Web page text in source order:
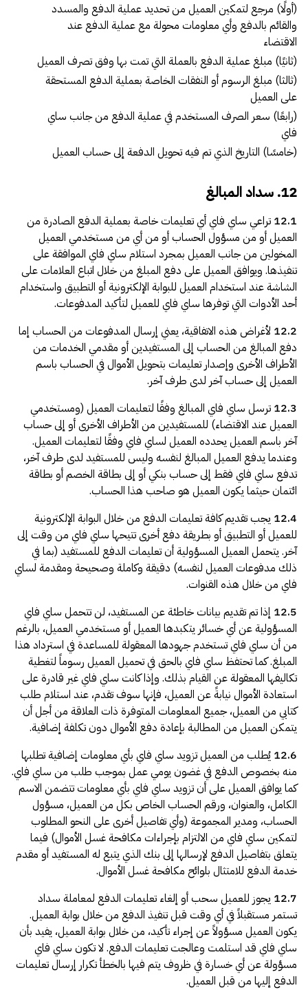
(أولًا) مرجع لتمكين العميل من تحديد عملية الدفع والمسدد
والقائم بالدفع وأي معلومات محولة مع عملية الدفع عند
الاقتضاء
(ثانيًا) مبلغ عملية الدفع بالعملة التي تمت بها وفق تصرف العميل
(ثالثا) مبلغ الرسوم أو النفقات الخاصة بعملية الدفع المستحقة
على العميل
(رابعًا) سعر الصرف المستخدم في عملية الدفع من جانب ساي
فاي
(خامسًا) التاريخ الذي تم فيه تحويل الدفعة إلى حساب العميل
12. سداد المبالغ
12.1 تراعي ساي فاي أي تعليمات خاصة بعملية الدفع الصادرة من
العميل أو من مسؤول الحساب أو من أي من مستخدمي العميل
المخولين من جانب العميل بمجرد استلام ساي فاي الموافقة على
تنفيذها. ويوافق العميل على دفع المبلغ من خلال اتباع العلامات على
الشاشة عند استخدام العميل للبوابة الإلكترونية أو التطبيق واستخدام
أحد الأدوات التي توفرها ساي فاي للعميل لتأكيد المدفوعات.
12.2 لأغراض هذه الاتفاقية، يعني إرسال المدفوعات من الحساب إما
دفع المبالغ من الحساب إلى المستفيدين أو مقدمي الخدمات من
الأطراف الأخرى وإصدار تعليمات بتحويل الأموال في الحساب باسم
العميل إلى حساب آخر لدى طرف آخر.
12.3 ترسل ساي فاي المبالغ وفقًا لتعليمات العميل (ومستخدمي
العميل عند الاقتضاء) للمستفيدين من الأطراف الأخرى أو إلى حساب
آخر باسم العميل يحدده العميل لساي فاي وفقًا لتعليمات العميل.
وعندما يدفع العميل المبالغ لنفسه وليس للمستفيد لدى طرف آخر،
تدفع ساي فاي فقط إلى حساب بنكي أو إلى بطاقة الخصم أو بطاقة
ائتمان حيثما يكون العميل هو صاحب هذا الحساب.
12.4 يجب تقديم كافة تعليمات الدفع من خلال البوابة الإلكترونية
للعميل أو التطبيق أو بطريقة دفع أخرى تتيحها ساي فاي من وقت إلى
آخر. يتحمل العميل المسؤولية أن تعليمات الدفع للمستفيد (بما في
ذلك مدفوعات العميل لنفسه) دقيقة وكاملة وصحيحة ومقدمة لساي
فاي من خلال هذه القنوات.
12.5 إذا تم تقديم بيانات خاطئة عن المستفيد، لن تتحمل ساي فاي
المسؤولية عن أي خسائر يتكبدها العميل أو مستخدمي العميل، بالرغم
من أن ساي فاي تستخدم جهودها المعقولة للمساعدة في استرداد هذا
المبلغ. كما تحتفظ ساي فاي بالحق في تحميل العميل رسوماً لتغطية
تكاليفها المعقولة عن القيام بذلك. وإذا كانت ساي فاي غير قادرة على
استعادة الأموال نيابةً عن العميل، فإنها سوف تقدم، عند استلام طلب
كتابي من العميل، جميع المعلومات المتوفرة ذات العلاقة من أجل أن
يتمكن العميل من المطالبة بإعادة دفع الأموال دون تكلفة إضافية.
12.6 يُطلب من العميل تزويد ساي فاي بأي معلومات إضافية تطلبها
منه بخصوص الدفع في غضون يومي عمل بموجب طلب من ساي فاي.
كما يوافق العميل على أن تزويد ساي فاي بأي معلومات تتضمن الاسم
الكامل، والعنوان، ورقم الحساب الخاص بكل من العميل، مسؤول
الحساب، ومدير المجموعة (وأي تفاصيل أخرى على النحو المطلوب
لتمكين ساي فاي من الالتزام بإجراءات مكافحة غسل الأموال) فيما
يتعلق بتفاصيل الدفع لإرسالها إلى بنك الذي يتبع له المستفيد أو مقدم
خدمة الدفع للامتثال بلوائح مكافحة غسل الأموال.
12.7 يجوز للعميل سحب أو إلغاء تعليمات الدفع لمعاملة سداد
تستمر مستقبلاً في أي وقت قبل تنفيذ الدفع من خلال بوابة العميل.
يكون العميل مسؤولاً عن إجراء تأكيد، من خلال بوابة العميل، يفيد بأن
ساي فاي قد استلمت وعالجت تعليمات الدفع. لا تكون ساي فاي
مسؤولة عن أي خسارة في ظروف يتم فيها بالخطأ تكرار إرسال تعليمات
الدفع إليها من قبل العميل.